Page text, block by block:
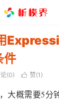
件
(0)  赞(1 )
大概需要5分